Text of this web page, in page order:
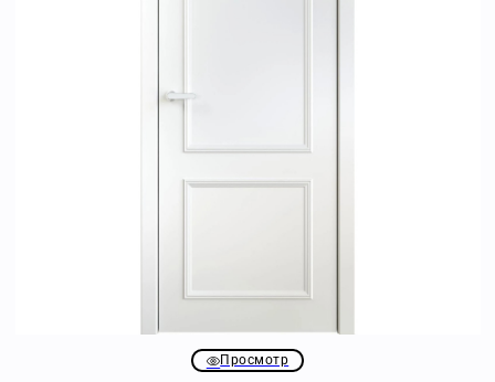
Просмотр